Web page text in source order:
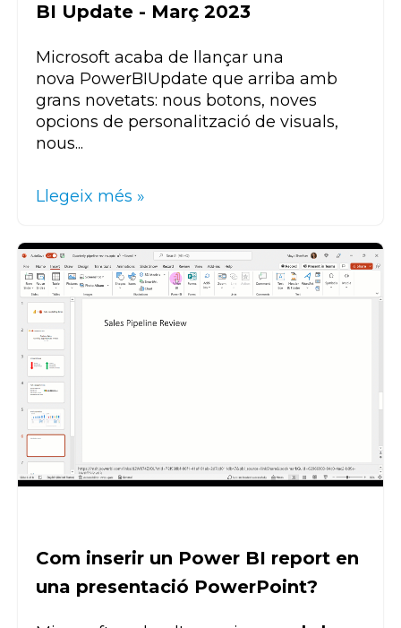
BI Update - Març 2023
Microsoft acaba de llançar una
nova PowerBIUpdate que arriba amb
grans novetats: nous botons, noves
opcions de personalització de visuals,
nous...
Llegeix més »
Com inserir un Power BI report en
una presentació PowerPoint?